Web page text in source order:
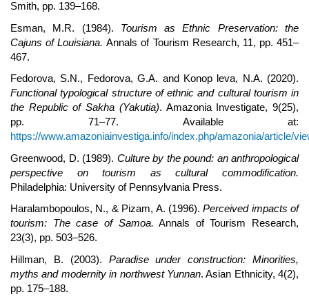
Smith, pp. 139–168.
Esman, M.R. (1984). Tourism as Ethnic Preservation: the
Cajuns of Louisiana.Annals of Tourism Research, 11, pp. 451–
467.
Fedorova, S.N., Fedorova, G.A. and Konop leva, N.A. (2020).
Functional typological structure of ethnic and cultural tourism in
the Republic of Sakha (Yakutia). Amazonia Investigate, 9(25),
pp. 71–77. Available at:
https://www.amazoniainvestiga.info/index.php/amazonia/article/
Greenwood, D. (1989). Culture by the pound: an anthropological
perspective on tourism as cultural commodification.
Philadelphia: University of Pennsylvania Press.
Haralambopoulos, N., & Pizam, A. (1996).Perceived impacts of
tourism: The case of Samoa. Annals of Tourism Research,
23(3), pp. 503–526.
Hillman, B. (2003). Paradise under construction: Minorities,
myths and modernity in northwest Yunnan. Asian Ethnicity, 4(2),
pp. 175–188.